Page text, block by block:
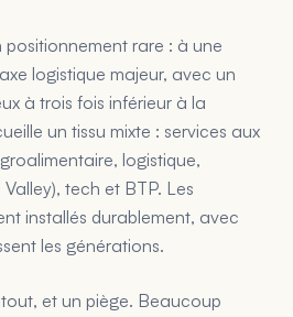
rare : à une
logistique majeur, avec un
à trois fois inférieur à la
un tissu mixte : services aux
logistique,
tech et BTP. Les
installés durablement, avec
les générations.
et un piège. Beaucoup